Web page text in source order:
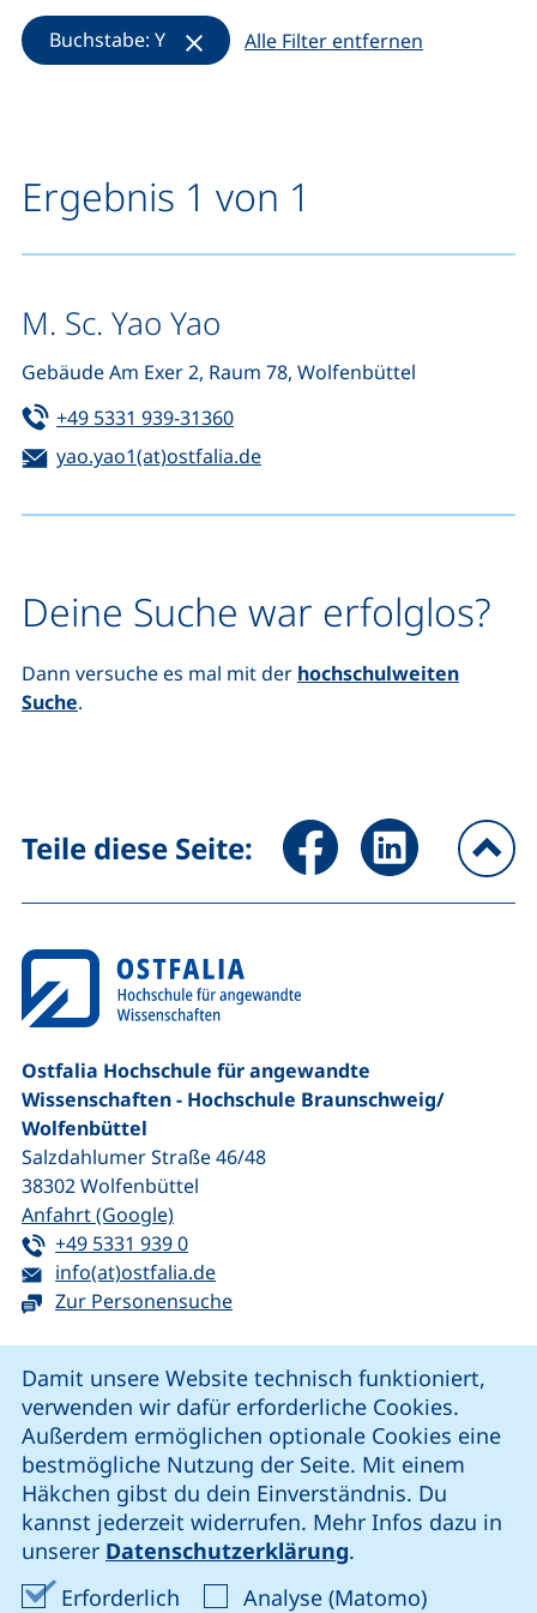
Damit unsere Website technisch funktioniert,
verwenden wir dafür erforderliche Cookies.
Außerdem ermöglichen optionale Cookies eine
bestmögliche Nutzung der Seite. Mit einem
Häkchen gibst du dein Einverständnis. Du
kannst jederzeit widerrufen. Mehr Infos dazu in
unserer Datenschutzerklärung.
Erforderlich Erforderliche Cookies akzeptieren
Analyse (Matomo)Analyse-
Buchstabe: Y(Filter entfernen)Alle Filter entfernen
Ergebnis 1 von 1
M. Sc. Yao Yao
Gebäude Am Exer 2, Raum 78, Wolfenbüttel
Tel:
+49 5331 939-31360(startet einen Telefonanruf,
E-Mail:
yao.yao1(at)ostfalia.de(öffnet Ihr E-Mail-Programm)
Deine Suche war erfolglos?
Dann versuche es mal mit der hochschulweiten
Suche.
Teile diese Seite: Seite über Facebook teilen
Seite über
Ostfalia Hochschule für angewandte
Wissenschaften - Hochschule Braunschweig/​
Wolfenbüttel
Salzdahlumer Straße 46/48
38302Wolfenbüttel
Anfahrt (Google)(externer Link, öffnet neues Fenster)
Tel:
+49 5331 939 0(startet einen Telefonanruf, wenn Ihr
E-Mail:
info(at)ostfalia.de(öffnet Ihr E-Mail-Programm)
Zur Personensuche
unsere Facebook-Seite (externer Link, öffnet neues
unsere LinkedIn-Seite (externer Link, öffnet
unsere Instagram-Seite (externer Link,
unsere YouTube-Seite (externer
Cookie-Einstellungen
Impressum
Datenschutz